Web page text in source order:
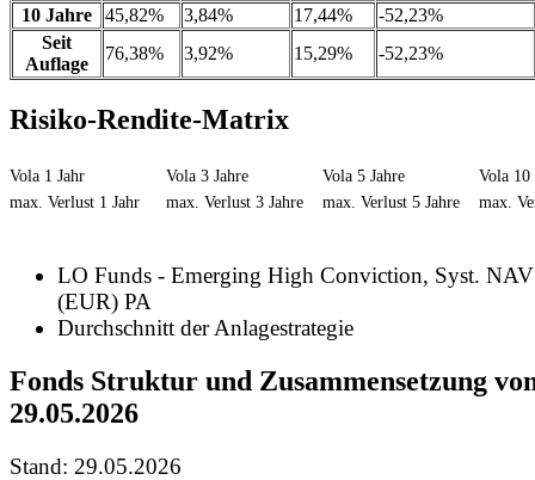
10 Jahre
45,82% 3,84% 17,44%
-52,23%
Seit
Auflage
76,38% 3,92% 15,29% -52,23%
Risiko-Rendite-Matrix
Vola 1 Jahr Vola 3 Jahre Vola 5 Jahre
Vola 10
max. Verlust 1 Jahr
max. Verlust 3 Jahre max. Verlust 5 Jahre max.
LO Funds - Emerging High Conviction, Syst.
(EUR) PA
Durchschnitt der Anlagestrategie
Fonds Struktur und Zusammensetzung
29.05.2026
Stand: 29.05.2026